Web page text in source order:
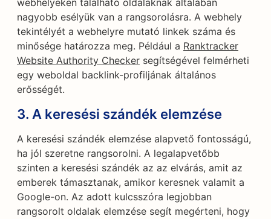
webhelyeken található oldalaknak általában
nagyobb esélyük van a rangsorolásra. A webhely
tekintélyét a webhelyre mutató linkek száma és
minősége határozza meg. Például a Ranktracker
Website Authority Checker segítségével felmérheti
egy weboldal backlink-profiljának általános
erősségét.
3. A keresési szándék elemzése
A keresési szándék elemzése alapvető fontosságú,
ha jól szeretne rangsorolni. A legalapvetőbb
szinten a keresési szándék az az elvárás, amit az
emberek támasztanak, amikor keresnek valamit a
Google-on. Az adott kulcsszóra legjobban
rangsorolt oldalak elemzése segít megérteni, hogy